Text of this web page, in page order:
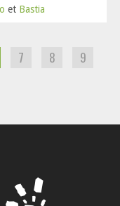
et Bastia
7 8
9